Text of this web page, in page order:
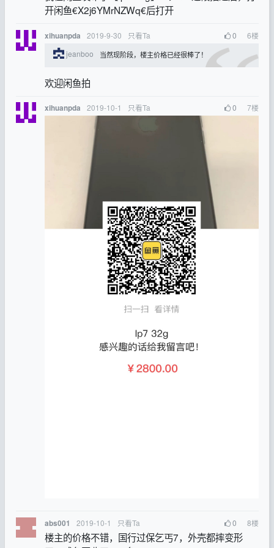
开闲鱼€X2j6YMrNZWq€后打开
xihuanpda 2019-9-30 只看Ta 0 6楼
jeanboo
当然现阶段，楼主价格已经很棒了！
欢迎闲鱼拍
xihuanpda 2019-10-1 只看Ta 0 7楼
abs001 2019-10-1 只看Ta 0 8楼
楼主的价格不错，国行过保乞丐7，外壳都摔变形